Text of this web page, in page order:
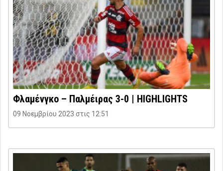
Φλαμένγκο – Παλμέιρας 3-0 | HIGHLIGHTS
09 Νοεμβρίου 2023 στις 12:51